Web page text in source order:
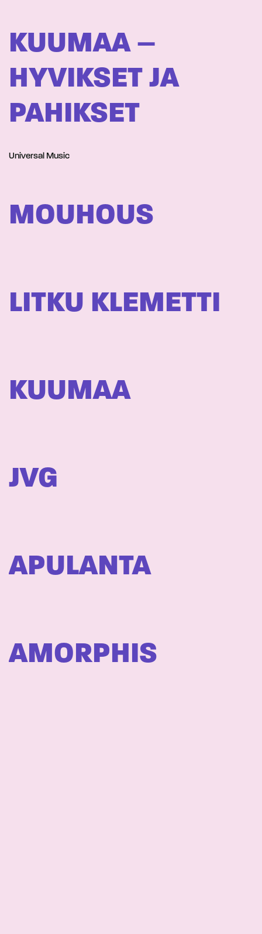
KUUMAA –
HYVIKSET JA
PAHIKSET
Universal Music
MOUHOUS
LITKU KLEMETTI
KUUMAA
JVG
APULANTA
AMORPHIS